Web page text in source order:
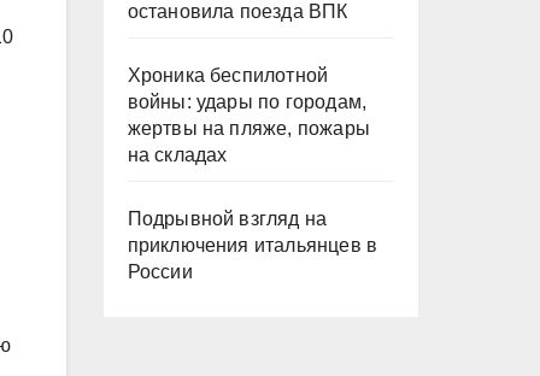
остановила поезда ВПК
Хроника беспилотной
войны: удары по городам,
жертвы на пляже, пожары
на складах
Подрывной взгляд на
приключения итальянцев в
России